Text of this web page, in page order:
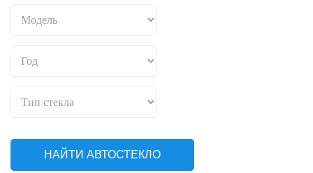
НАЙТИ АВТОСТЕКЛО